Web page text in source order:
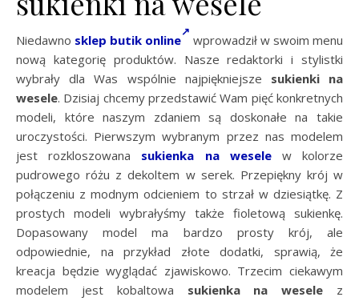
Niedawno sklep butik online
wprowadził w swoim menu
nową kategorię produktów. Nasze redaktorki i stylistki
wybrały dla Was wspólnie najpiękniejsze sukienki na
wesele. Dzisiaj chcemy przedstawić Wam pięć konkretnych
modeli, które naszym zdaniem są doskonałe na takie
uroczystości. Pierwszym wybranym przez nas modelem
jest rozkloszowana sukienka na weselew kolorze
pudrowego różu z dekoltem w serek. Przepiękny krój w
połączeniu z modnym odcieniem to strzał w dziesiątkę. Z
prostych modeli wybrałyśmy także fioletową sukienkę.
Dopasowany model ma bardzo prosty krój, ale
odpowiednie, na przykład złote dodatki, sprawią, że
kreacja będzie wyglądać zjawiskowo. Trzecim ciekawym
modelem jest kobaltowa sukienka na wesele z